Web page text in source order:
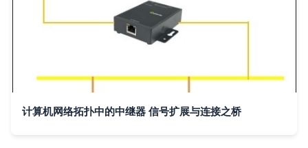
计算机网络拓扑中的中继器 信号扩展与连接之桥